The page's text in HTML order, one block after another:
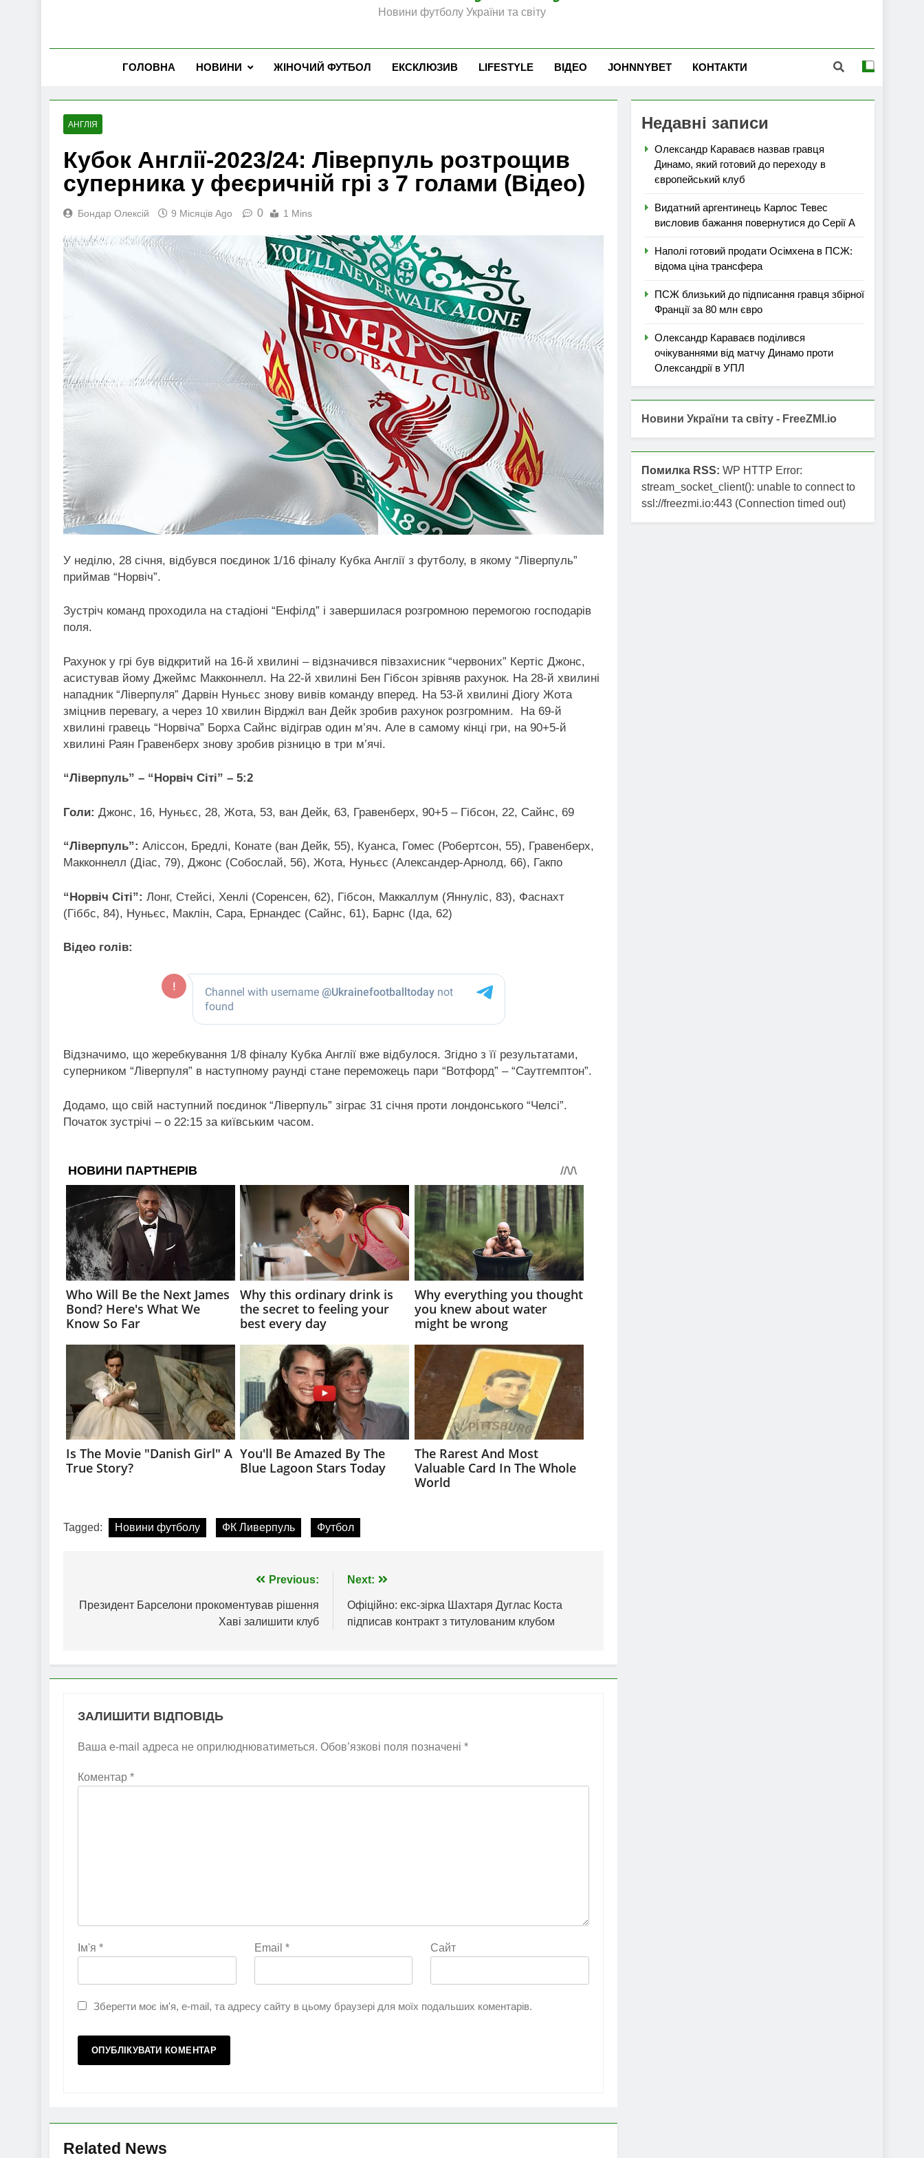
Новини футболу України та світу
ГОЛОВНА НОВИНИ ЖІНОЧИЙ ФУТБОЛ ЕКСКЛЮЗИВ LIFESTYLE ВІДЕО JOHNNYBET КОНТАКТИ
АНГЛІЯ
Кубок Англії-2023/24: Ліверпуль розтрощив
суперника у феєричній грі з 7 голами (Відео)
Бондар Олексій 9 Місяців Ago 0 1 Mins
У неділю, 28 січня, відбувся поєдинок 1/16 фіналу Кубка Англії з футболу, в якому “Ліверпуль”
приймав “Норвіч”.
Зустріч команд проходила на стадіоні “Енфілд” і завершилася розгромною перемогою господарів
поля.
Рахунок у грі був відкритий на 16-й хвилині – відзначився півзахисник “червоних” Кертіс Джонс,
асистував йому Джеймс Макконнелл. На 22-й хвилині Бен Гібсон зрівняв рахунок. На 28-й хвилині
нападник “Ліверпуля” Дарвін Нуньєс знову вивів команду вперед. На 53-й хвилині Діогу Жота
зміцнив перевагу, а через 10 хвилин Вірджіл ван Дейк зробив рахунок розгромним. На 69-й
хвилині гравець “Норвіча” Борха Сайнс відіграв один м’яч. Але в самому кінці гри, на 90+5-й
хвилині Раян Гравенберх знову зробив різницю в три м’ячі.
“Ліверпуль” – “Норвіч Сіті” – 5:2
Голи: Джонс, 16, Нуньєс, 28, Жота, 53, ван Дейк, 63, Гравенберх, 90+5 – Гібсон, 22, Сайнс, 69
“Ліверпуль”: Аліссон, Бредлі, Конате (ван Дейк, 55), Куанса, Гомес (Робертсон, 55), Гравенберх,
Макконнелл (Діас, 79), Джонс (Собослай, 56), Жота, Нуньєс (Александер-Арнолд, 66), Гакпо
“Норвіч Сіті”: Лонг, Стейсі, Хенлі (Соренсен, 62), Гібсон, Маккаллум (Яннуліс, 83), Фаснахт
(Гіббс, 84), Нуньєс, Маклін, Сара, Ернандес (Сайнс, 61), Барнс (Іда, 62)
Відео голів:
Відзначимо, що жеребкування 1/8 фіналу Кубка Англії вже відбулося. Згідно з її результатами,
суперником “Ліверпуля” в наступному раунді стане переможець пари “Вотфорд” – “Саутгемптон”.
Додамо, що свій наступний поєдинок “Ліверпуль” зіграє 31 січня проти лондонського “Челсі”.
Початок зустрічі – о 22:15 за київським часом.
Tagged: Новини футболу ФК Ливерпуль Футбол
записів
Previous:
Президент Барселони прокоментував рішення
Хаві залишити клуб
Next:
Офіційно: екс-зірка Шахтаря Дуглас Коста
підписав контракт з титулованим клубом
ЗАЛИШИТИ ВІДПОВІДЬ
Ваша e-mail адреса не оприлюднюватиметься. Обов’язкові поля позначені *
Коментар *
Ім'я * Email * Сайт
Зберегти моє ім'я, e-mail, та адресу сайту в цьому браузері для моїх подальших коментарів.
Related News
Недавні записи
Олександр Караваєв назвав гравця
Динамо, який готовий до переходу в
європейський клуб
Видатний аргентинець Карлос Тевес
висловив бажання повернутися до Серії А
Наполі готовий продати Осімхена в ПСЖ:
відома ціна трансфера
ПСЖ близький до підписання гравця збірної
Франції за 80 млн євро
Олександр Караваєв поділився
очікуваннями від матчу Динамо проти
Олександрії в УПЛ
Новини України та світу - FreeZMI.io
Помилка RSS: WP HTTP Error:
stream_socket_client(): unable to connect to
ssl://freezmi.io:443 (Connection timed out)